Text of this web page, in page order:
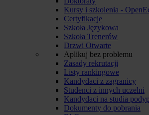
Kursy i szkolenia -
Certyfikacje
Szkoła Językowa
Szkoła Trenerów
Drzwi Otwarte
Aplikuj bez problemu
Zasady rekrutacji
Listy rankingowe
Kandydaci z zagranicy
Studenci z innych uczelni
Kandydaci na studia
Dokumenty do pobrania